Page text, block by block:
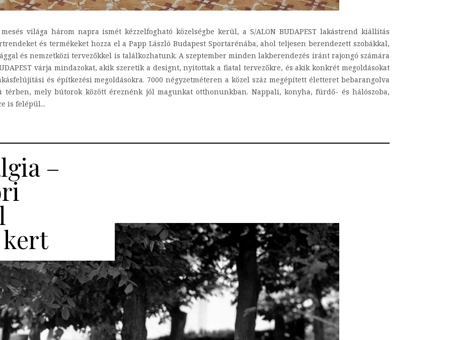
világa három napra ismét kézzelfogható közelségbe kerül, a S/ALON BUDAPEST lakástrend kiállítás
és termékeket hozza el a Papp László Budapest Sportarénába, ahol teljesen berendezett szobákkal,
és nemzetközi tervezőkkel is találkozhatunk. A szeptember minden lakberendezés iránt rajongó számára
várja mindazokat, akik szeretik a designt, nyitottak a fiatal tervezőkre, és akik konkrét megoldásokat
és építkezési megoldásokra. 7000 négyzetméteren a közel száz megépített életteret bebarangolva
mely bútorok között éreznénk jól magunkat otthonunkban. Nappali, konyha, fürdő- és hálószoba,
is felépül...
–